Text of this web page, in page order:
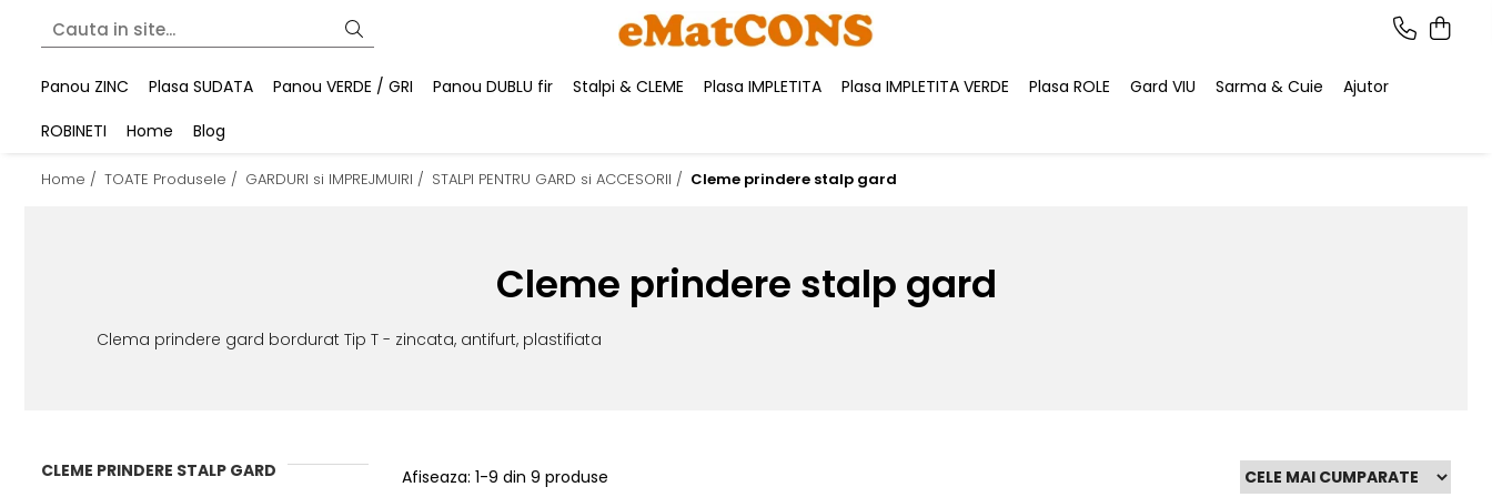
Panou ZINC Plasa SUDATA Panou VERDE / GRI Panou DUBLU fir Stalpi & CLEME Plasa IMPLETITA Plasa IMPLETITA VERDE Plasa ROLE Gard VIU Sarma & Cuie
Ajutor
ROBINETI
Home Blog
Home / TOATE Produsele / GARDURI si IMPREJMUIRI / STALPI PENTRU GARD si ACCESORII / Cleme prindere stalp gard
Cleme prindere stalp gard
Clema prindere gard bordurat Tip T - zincata, antifurt, plastifiata
CLEME PRINDERE STALP GARD
Afiseaza: 1-9 din 9 produse